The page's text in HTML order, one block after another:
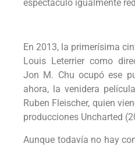
espectáculo igualmente
En 2013, la primerísima
Louis Leterrier como
Jon M. Chu ocupó ese
ahora, la venidera
Ruben Fleischer, quien
producciones Uncharted
Aunque todavía no hay